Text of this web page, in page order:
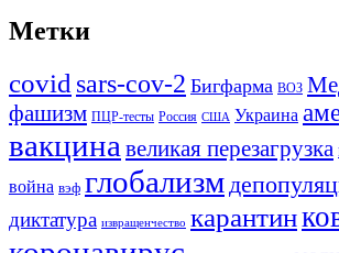
Метки
covid sars-cov-2 Бигфарма ВОЗ
фашизм ПЦР-тесты Россия США Украина
вакцина великая перезагрузка
война вэф глобализм
диктатура извращенчество карантин